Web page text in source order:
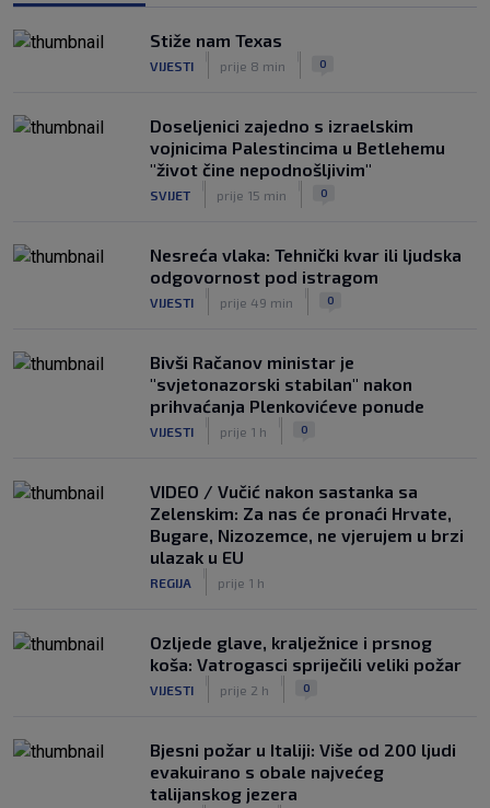
Hajduk želi Selahija, oglasio se igračev
menadžer: ‘Garcia ga dobro poznaje, ali
postoji problem…’
Stiže nam Texas
VIJESTI prije 8 min 0
Doseljenici zajedno s izraelskim
vojnicima Palestincima u Betlehemu
"život čine nepodnošljivim"
SVIJET prije 15 min 0
Nesreća vlaka: Tehnički kvar ili ljudska
odgovornost pod istragom
VIJESTI prije 49 min 0
Bivši Račanov ministar je
"svjetonazorski stabilan" nakon
prihvaćanja Plenkovićeve ponude
VIJESTI prije 1 h 0
VIDEO / Vučić nakon sastanka sa
Zelenskim: Za nas će pronaći Hrvate,
Bugare, Nizozemce, ne vjerujem u brzi
ulazak u EU
REGIJA prije 1 h
Ozljede glave, kralježnice i prsnog
koša: Vatrogasci spriječili veliki požar
VIJESTI prije 2 h 0
Bjesni požar u Italiji: Više od 200 ljudi
evakuirano s obale najvećeg
talijanskog jezera